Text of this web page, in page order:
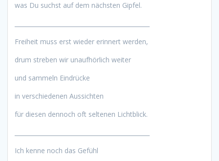
was Du suchst auf dem nächsten Gipfel.
Freiheit muss erst wieder erinnert werden,
drum streben wir unaufhörlich weiter
und sammeln Eindrücke
in verschiedenen Aussichten
für diesen dennoch oft seltenen Lichtblick.
Ich kenne noch das Gefühl